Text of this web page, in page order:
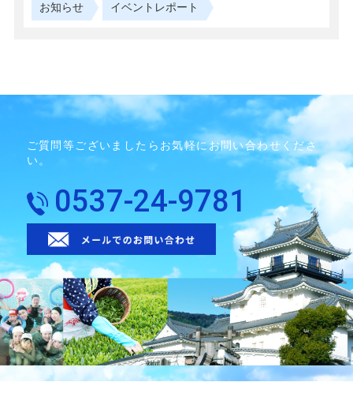
お知らせ イベントレポート
ご質問等ございましたらお気軽にお問い合わせくださ
い。
0537-24-9781